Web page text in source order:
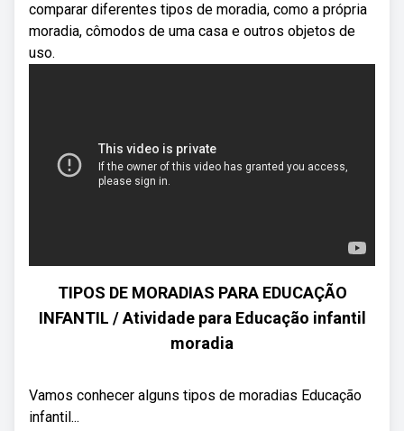
comparar diferentes tipos de moradia, como a própria
moradia, cômodos de uma casa e outros objetos de
uso.
TIPOS DE MORADIAS PARA EDUCAÇÃO
INFANTIL / Atividade para Educação infantil
moradia
Vamos conhecer alguns tipos de moradias Educação
infantil...